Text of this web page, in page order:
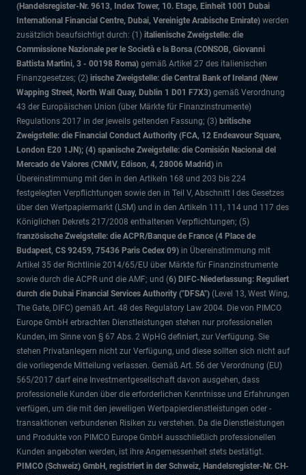
(Handelsregister-Nr. 9613, Index Tower, 10. Etage, Einheit 1001 Dubai
International Financial Centre, Dubai, Vereinigte Arabische Emirate) werden
zusätzlich beaufsichtigt durch: (1) italienische Zweigstelle: die
Commissione Nazionale per le Società e la Borsa (CONSOB, Giovanni
Battista Martini, 3 - 00198 Roma) gemäß Artikel 27 des italienischen
Finanzgesetzes; (2) irische Zweigstelle: die Central Bank of Ireland (New
Wapping Street, North Wall Quay, Dublin 1 D01 F7X3) gemäß Verordnung
43 der Europäischen Union (über Märkte für Finanzinstrumente)
Regulations 2017 in der jeweils geltenden Fassung; (3) britische
Zweigstelle: die Financial Conduct Authority (FCA, 12 Endeavour Square,
London E20 1JN); (4) spanische Zweigstelle: die Comisión Nacional del
Mercado de Valores (CNMV, Edison, 4, 28006 Madrid) in
Übereinstimmung mit den in den Artikeln 168 und 203 bis 224
festgelegten Verpflichtungen sowie den in Teil V, Abschnitt I des Gesetzes
über den Wertpapiermarkt (LSM) und in den Artikeln 111, 114 und 117 des
Königlichen Dekrets 217/2008 enthaltenen Verpflichtungen; (5)
französische Zweigstelle: die ACPR/Banque de France (4 Place de
Budapest, CS 92459, 75436 Paris Cedex 09) in Übereinstimmung mit
Artikel 35 der Richtlinie 2014/65/EU über Märkte für Finanzinstrumente
sowie durch die ACPR und die AMF; und (6) DIFC-Niederlassung: Reguliert
durch die Dubai Financial Services Authority ("DFSA") (Level 13, West Wing,
The Gate, DIFC) gemäß Art. 48 des Regulatory Law 2004. Die von PIMCO
Europe GmbH erbrachten Dienstleistungen stehen nur professionellen
Kunden, im Sinne von § 67 Abs. 2 WpHG definiert, zur Verfügung. Sie
stehen Privatanlegern nicht zur Verfügung, und diese sollten sich nicht auf
die vorliegende Mitteilung verlassen. Gemäß Art. 56 der Verordnung (EU)
565/2017 darf eine Investmentgesellschaft davon ausgehen, dass
professionelle Kunden über die erforderlichen Kenntnisse und Erfahrungen
verfügen, um die mit den jeweiligen Wertpapierdienstleistungen oder -
transaktionen verbundenen Risiken zu verstehen. Da die Dienstleistungen
und Produkte von PIMCO Europe GmbH ausschließlich professionellen
Kunden angeboten werden, ist ihre Angemessenheit stets bestätigt.
PIMCO (Schweiz) GmbH, registriert in der Schweiz, Handelsregister-Nr. CH-